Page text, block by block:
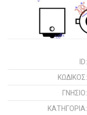
ID:
ΚΩΔΙΚΌΣ:
ΓΝΉΣΙΟ:
ΚΑΤΗΓΟΡΊΑ: